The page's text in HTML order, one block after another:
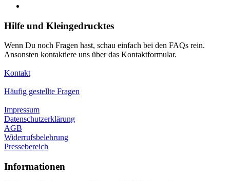
Hilfe und Kleingedrucktes
Wenn Du noch Fragen hast, schau einfach bei den FAQs rein.
Ansonsten kontaktiere uns über das Kontaktformular.
Kontakt
Häufig gestellte Fragen
Impressum
Datenschutzerklärung
AGB
Widerrufsbelehrung
Pressebereich
Informationen